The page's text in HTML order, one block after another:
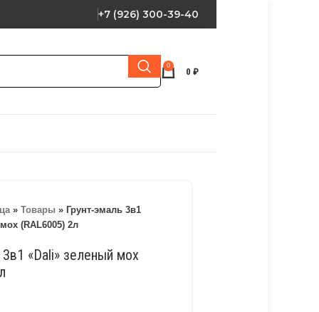
+7 (926) 300-39-40
0
0 ₽
» Товары » Грунт-эмаль 3в1
(RAL6005) 2л
«Dali» зеленый мох